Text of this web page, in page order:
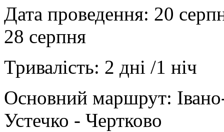
Дата проведення: 20
28 серпня
Тривалiсть: 2 дні /1 ніч
Основний маршрут:
Устечко - Чертково